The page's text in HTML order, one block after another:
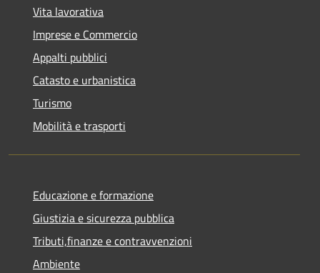
Vita lavorativa
Imprese e Commercio
Appalti pubblici
Catasto e urbanistica
Turismo
Mobilità e trasporti
Educazione e formazione
Giustizia e sicurezza pubblica
Tributi,finanze e contravvenzioni
Ambiente